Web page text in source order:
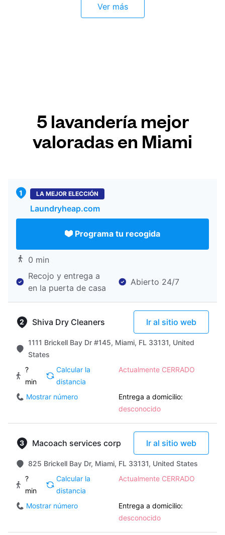
Ver más
5 lavandería mejor
valoradas en Miami
LA MEJOR ELECCIÓN
Laundryheap.com
Programa tu recogida
0 min
Recojo y entrega a
en la puerta de casa
Abierto 24/7
Shiva Dry Cleaners Ir al sitio web
1111 Brickell Bay Dr #145, Miami, FL 33131, United
States
?
min
Calcular la
distancia
Actualmente CERRADO
Mostrar número
Entrega a domicilio:
desconocido
Macoach services corp Ir al sitio web
825 Brickell Bay Dr, Miami, FL 33131, United States
?
min
Calcular la
distancia
Actualmente CERRADO
Mostrar número
Entrega a domicilio:
desconocido